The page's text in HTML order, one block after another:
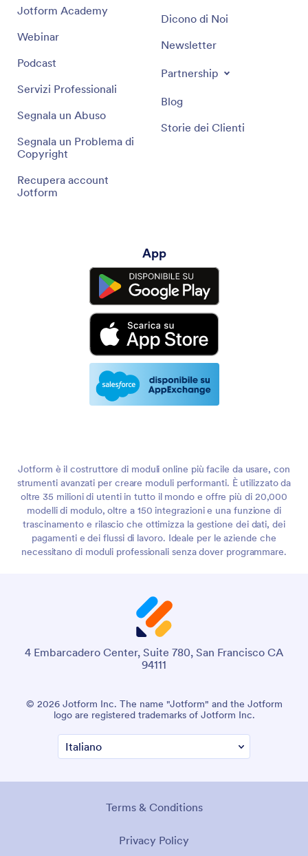
Jotform Academy
Webinar
Podcast
Servizi Professionali
Segnala un Abuso
Segnala un Problema di
Copyright
Recupera account
Jotform
Dicono di Noi
Newsletter
Partnership
Blog
Storie dei Clienti
App
Jotform è il costruttore di moduli online più facile da usare, con
strumenti avanzati per creare moduli performanti. È utilizzato da
oltre 35 milioni di utenti in tutto il mondo e offre più di 20,000
modelli di modulo, oltre a 150 integrazioni e una funzione di
trascinamento e rilascio che ottimizza la gestione dei dati, dei
pagamenti e dei flussi di lavoro. Ideale per le aziende che
necessitano di moduli professionali senza dover programmare.
4 Embarcadero Center, Suite 780, San Francisco CA
94111
© 2026 Jotform Inc. The name "Jotform" and the Jotform
logo are registered trademarks of Jotform Inc.
Terms & Conditions
Privacy Policy